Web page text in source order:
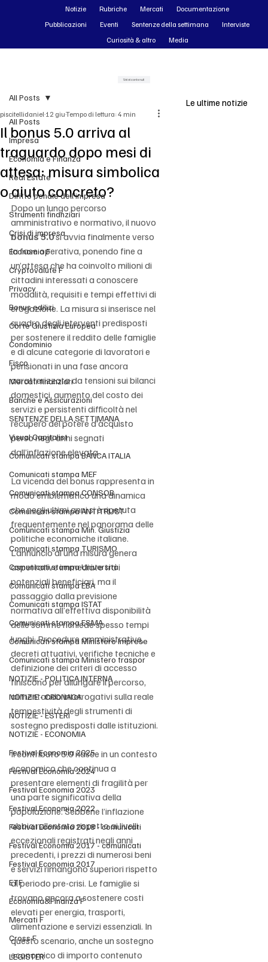
All Posts
Impresa
Economia e Finanza
Real Estate
Diritto penale dell'impresa
Strumenti finanziari
Crisi di impresa
Economia F
Cryptovalute F
Privacy
Bonus edilizi
Corte Giustizia Europea
Condominio
Fisco
Mercati finanziari
Banche e Assicurazioni
SENTENZE DELLA SETTIMANA
Visual Capitalist
Comunicati stampa BANCA ITALIA
Comunicati stampa MEF
Comunicati stampa CONSOB
Comunicati stampa ANTITRUST
Comunicati stampa Min. Giustizia
Comunicati stampa TURISMO
Comunicati stampa Università
Comunicati stampa EBA
Comunicati stampa ISTAT
Comunicati stampa ESMA
Comunicati stampa Ministero Imprese
Comunicati stampa Ministero traspor
NOTIZIE - POLITICA INTERNA
NOTIZIE - CRONACA
NOTIZIE - ESTERI
NOTIZIE - ECONOMIA
Festival Economia 2025
Festival Economia 2024
Festival Economia 2023
Festival Economia 2022
Festival Economia 2018 - comunicati
Festival Economia 2017 - comunicati
Festival Economia 2017
ETF
Economia&Finanza F
Mercati F
Cross F
LEGISTER
All Posts
Il bonus 5.0 arriva al
traguardo dopo mesi di
attesa: misura simbolica
o aiuto concreto?
piscitellidaniel 12 giuTempo di lettura: 4 min
Dopo un lungo percorso
amministrativo e normativo, il nuovo
bonus 5.0 si avvia finalmente verso
la fase operativa, ponendo fine a
un’attesa che ha coinvolto milioni di
cittadini interessati a conoscere
modalità, requisiti e tempi effettivi di
erogazione. La misura si inserisce nel
quadro degli interventi predisposti
per sostenere il reddito delle famiglie
e di alcune categorie di lavoratori e
pensionati in una fase ancora
caratterizzata da tensioni sui bilanci
domestici, aumento del costo dei
servizi e persistenti difficoltà nel
recupero del potere d’acquisto
perso negli anni segnati
dall’inflazione elevata.
La vicenda del bonus rappresenta in
modo emblematico una dinamica
che negli ultimi anni si è ripetuta
frequentemente nel panorama delle
politiche economiche italiane.
L’annuncio di una misura genera
aspettative immediate tra i
potenziali beneficiari, ma il
passaggio dalla previsione
normativa all’effettiva disponibilità
delle somme richiede spesso tempi
lunghi. Procedure amministrative,
decreti attuativi, verifiche tecniche e
definizione dei criteri di accesso
finiscono per allungare il percorso,
alimentando interrogativi sulla reale
tempestività degli strumenti di
sostegno predisposti dalle istituzioni.
Il contributo 5.0 nasce in un contesto
economico che continua a
presentare elementi di fragilità per
una parte significativa della
popolazione. Sebbene l’inflazione
abbia rallentato rispetto ai livelli
eccezionali registrati negli anni
precedenti, i prezzi di numerosi beni
e servizi rimangono superiori rispetto
al periodo pre-crisi. Le famiglie si
trovano ancora a sostenere costi
elevati per energia, trasporti,
alimentazione e servizi essenziali. In
questo scenario, anche un sostegno
economico di importo contenuto
Le ultime notizie
Notizie Rubriche Mercati
Documentazione
Pubblicazioni
Eventi Sentenze della settimana
Interviste
Curiosità & altro
Media
Vai ai contenuti